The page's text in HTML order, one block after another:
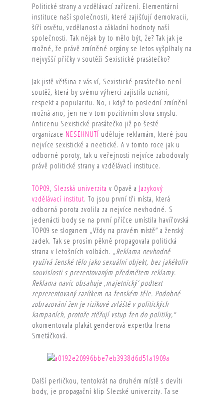
Politické strany a vzdělávací zařízení. Elementární
instituce naší společnosti, které zajišťují demokracii,
šíří osvětu, vzdělanost a základní hodnoty naší
společnosti. Tak nějak by to mělo být, že? Tak jak je
možné, že právě zmíněné orgány se letos vyšplhaly na
nejvyšší příčky v soutěži Sexistické prasátečko?
Jak jistě většina z vás ví, Sexistické prasátečko není
soutěž, která by svému výherci zajistila uznání,
respekt a popularitu. No, i když to poslední zmínění
možná ano, jen ne v tom pozitivním slova smyslu.
Anticenu Sexistické prasátečko již po šesté
organizace NESEHNUTÍ uděluje reklamám, které jsou
nejvíce sexistické a neetické. A v tomto roce jak u
odborné poroty, tak u veřejnosti nejvíce zabodovaly
právě politické strany a vzdělávací instituce.
TOP09, Slezská univerzita v Opavě a Jazykový
vzdělávací institut. To jsou první tři místa, která
odborná porota zvolila za nejvíce nevhodné. S
jedenácti body se na první příčce umístila havířovská
TOP09 se sloganem „Vždy na pravém místě“ a ženský
zadek. Tak se prosím pěkně propagovala politická
strana v letošních volbách. „Reklama nevhodně
využívá ženské tělo jako sexuální objekt, bez jakékoliv
souvislosti s prezentovaným předmětem reklamy.
Reklama navíc obsahuje ‚majetnický‘ podtext
reprezentovaný razítkem na ženském těle. Podobné
zobrazování žen je rizikové zvláště v politických
kampaních, protože ztěžují vstup žen do politiky,“
okomentovala plakát genderová expertka Irena
Smetáčková.
Další perličkou, tentokrát na druhém místě s devíti
body, je propagační klip Slezské univerzity. Ta se